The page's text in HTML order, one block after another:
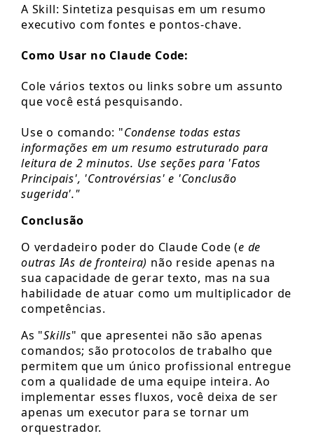
A Skill: Sintetiza pesquisas em um resumo
executivo com fontes e pontos-chave.
Como Usar no Claude Code:
Cole vários textos ou links sobre um assunto
que você está pesquisando.
Use o comando: "Condense todas estas
informações em um resumo estruturado para
leitura de 2 minutos. Use seções para 'Fatos
Principais', 'Controvérsias' e 'Conclusão
sugerida'."
Conclusão
O verdadeiro poder do Claude Code (e de
outras IAs de fronteira) não reside apenas na
sua capacidade de gerar texto, mas na sua
habilidade de atuar como um multiplicador de
competências.
As "Skills" que apresentei não são apenas
comandos; são protocolos de trabalho que
permitem que um único profissional entregue
com a qualidade de uma equipe inteira. Ao
implementar esses fluxos, você deixa de ser
apenas um executor para se tornar um
orquestrador.